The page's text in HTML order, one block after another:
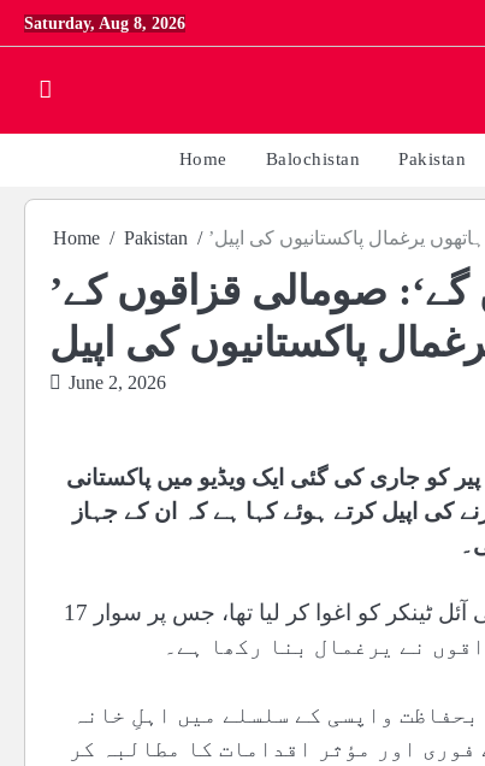
Skip
to
Saturday, Aug 8, 2026
Home Balochistan Pakistan
Home Pakistan یرغمال پاکستانیوں کی اپیل
’مدد کریں، ورنہ زندہ نہیں رہ پائیں گے‘: صومالی قزاقوں کے
پاکستانیوں کی اپیل
June 2, 2026
کو جاری کی گئی ایک ویڈیو میں پاکستانی
کی اپیل کرتے ہوئے کہا ہے کہ ان کے جہاز
21 اپریل کو صومالیہ کے قریب بحری قزاقوں نے ’ایم ٹی آنر 25‘ نامی آئل ٹینکر کو اغوا کر لیا تھا، جس پر سوار 17
جن کی بحفاظت واپسی کے سلسلے میں اہلِ خانہ
اور مؤثر اقدامات کا مطالبہ کر